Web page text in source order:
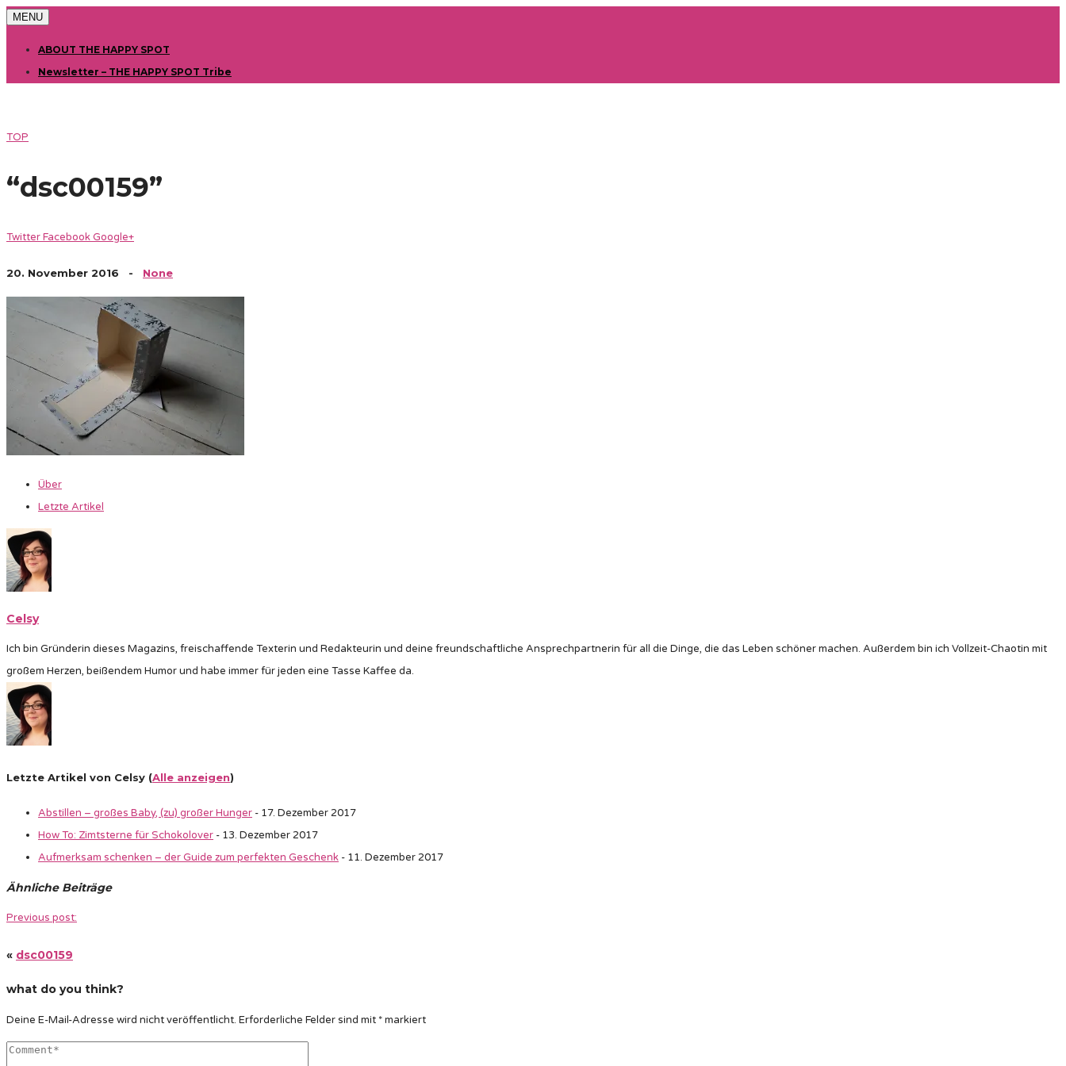
MENU
ABOUT THE HAPPY SPOT
Newsletter – THE HAPPY SPOT Tribe
TOP
“dsc00159”
TwitterFacebookGoogle+
20. November 2016 - None
Über
Letzte Artikel
Celsy
Ich bin Gründerin dieses Magazins, freischaffende Texterin und Redakteurin und deine freundschaftliche Ansprechpartnerin für all die Dinge, die das Leben schöner machen. Außerdem bin ich Vollzeit-Chaotin mit
großem Herzen, beißendem Humor und habe immer für jeden eine Tasse Kaffee da.
Letzte Artikel von Celsy (Alle anzeigen)
Abstillen – großes Baby, (zu) großer Hunger - 17. Dezember 2017
How To: Zimtsterne für Schokolover - 13. Dezember 2017
Aufmerksam schenken – der Guide zum perfekten Geschenk - 11. Dezember 2017
Ähnliche Beiträge
Previous post:
« dsc00159
what do you think?
Deine E-Mail-Adresse wird nicht veröffentlicht. Erforderliche Felder sind mit *markiert